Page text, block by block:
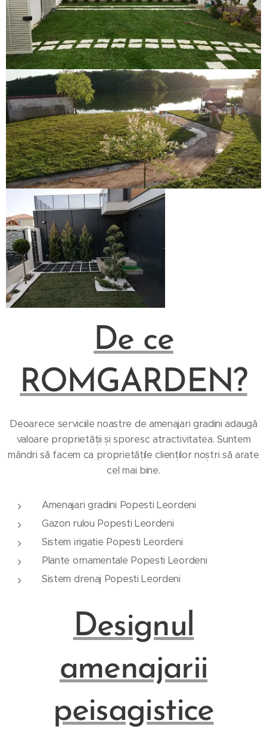
De ce
ROMGARDEN?
Deoarece serviciile noastre de amenajari gradini adaugă
valoare proprietății și sporesc atractivitatea. Suntem
mândri să facem ca proprietățile clienților noștri să arate
cel mai bine.
Amenajari gradini Popesti Leordeni
Gazon rulou Popesti Leordeni
Sistem irigatie Popesti Leordeni
Plante ornamentale Popesti Leordeni
Sistem drenaj Popesti Leordeni
Designul
amenajarii
peisagistice